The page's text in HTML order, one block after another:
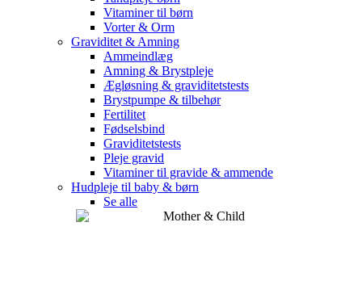
Vitaminer til børn
Vorter & Orm
Graviditet & Amning
Ammeindlæg
Amning & Brystpleje
Ægløsning & graviditetstests
Brystpumpe & tilbehør
Fertilitet
Fødselsbind
Graviditetstests
Pleje gravid
Vitaminer til gravide & ammende
Hudpleje til baby & børn
Se alle